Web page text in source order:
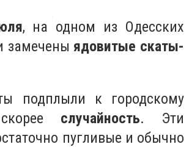
, на одном из Одесских
замеченыядовитые скаты-
подплыли к городскому
случайность. Эти
пугливые и обычно